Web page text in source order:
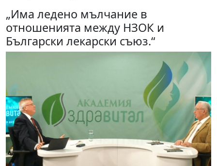
„Има ледено мълчание в
отношенията между НЗОК и
Български лекарски съюз.“